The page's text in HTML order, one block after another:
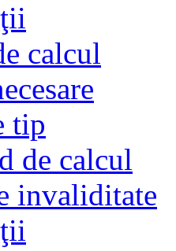
calcul
tip
de calcul
invaliditate